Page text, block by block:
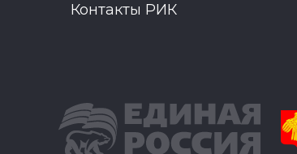
Контакты РИК